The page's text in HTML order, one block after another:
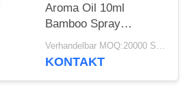
Aroma Oil 10ml
Bamboo Spray
Perfume Bottle With
Screw Spray Cap
Verhandelbar MOQ:20000 Stück
KONTAKT